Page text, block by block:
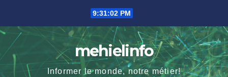
content
9:31:03 PM
mehielinfo
Informer le monde, notre métier!